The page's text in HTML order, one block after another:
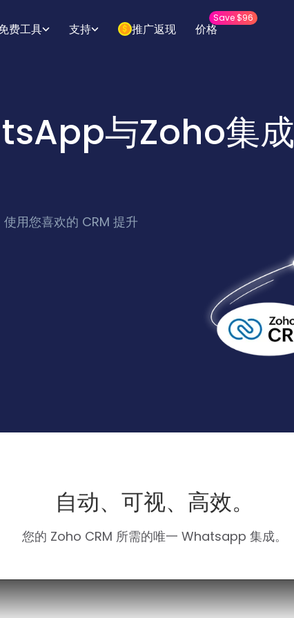
费工具 支持 推广返现
Save $96
价格
与Zoho集成
用您喜欢的 CRM 提升
自动、可视、高效。
您的 Zoho CRM 所需的唯一 Whatsapp 集成。